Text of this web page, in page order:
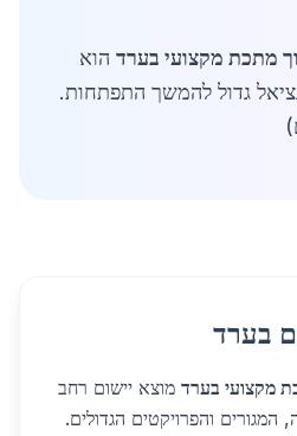
מתכת מקצועי בערד הוא
גדול להמשך התפתחות.
בערד
מקצועי בערד מוצא יישום רחב
המגורים והפרויקטים הגדולים.